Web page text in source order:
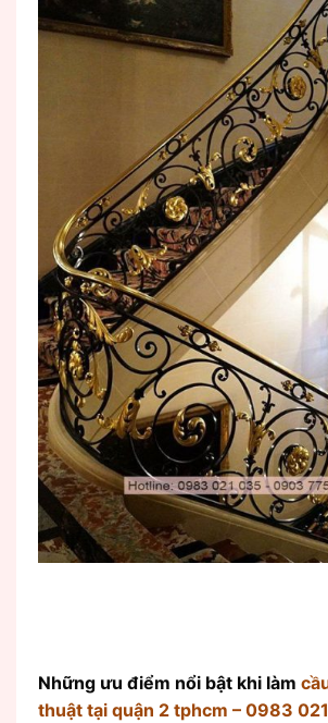
Những ưu điểm nổi bật khi làm
thuật tại quận 2 tphcm – 0983